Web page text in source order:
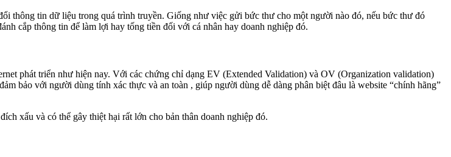
thông tin dữ liệu trong quá trình truyền. Giống như việc gửi bức thư cho một người nào đó, nếu bức thư đó
cắp thông tin để làm lợi hay tống tiền đối với cá nhân hay doanh nghiệp đó.
phát triển như hiện nay. Với các chứng chỉ dạng EV (Extended Validation) và OV (Organization validation)
bảo với người dùng tính xác thực và an toàn , giúp người dùng dễ dàng phân biệt đâu là website “chính hãng”
xấu và có thể gây thiệt hại rất lớn cho bản thân doanh nghiệp đó.